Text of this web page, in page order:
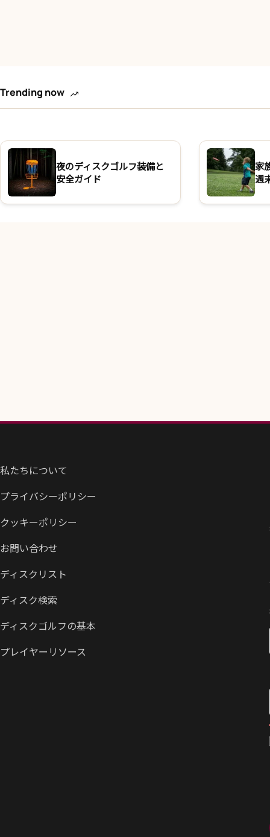
Trending now
夜のディスクゴルフ装備と
安全ガイド
家
週
私たちについて
プライバシーポリシー
クッキーポリシー
お問い合わせ
ディスクリスト
ディスク検索
ディスクゴルフの基本
プレイヤーリソース